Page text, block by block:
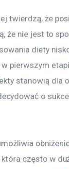
twierdzą, że
że nie jest to
diety
pierwszym
stanowią dla
o
często w